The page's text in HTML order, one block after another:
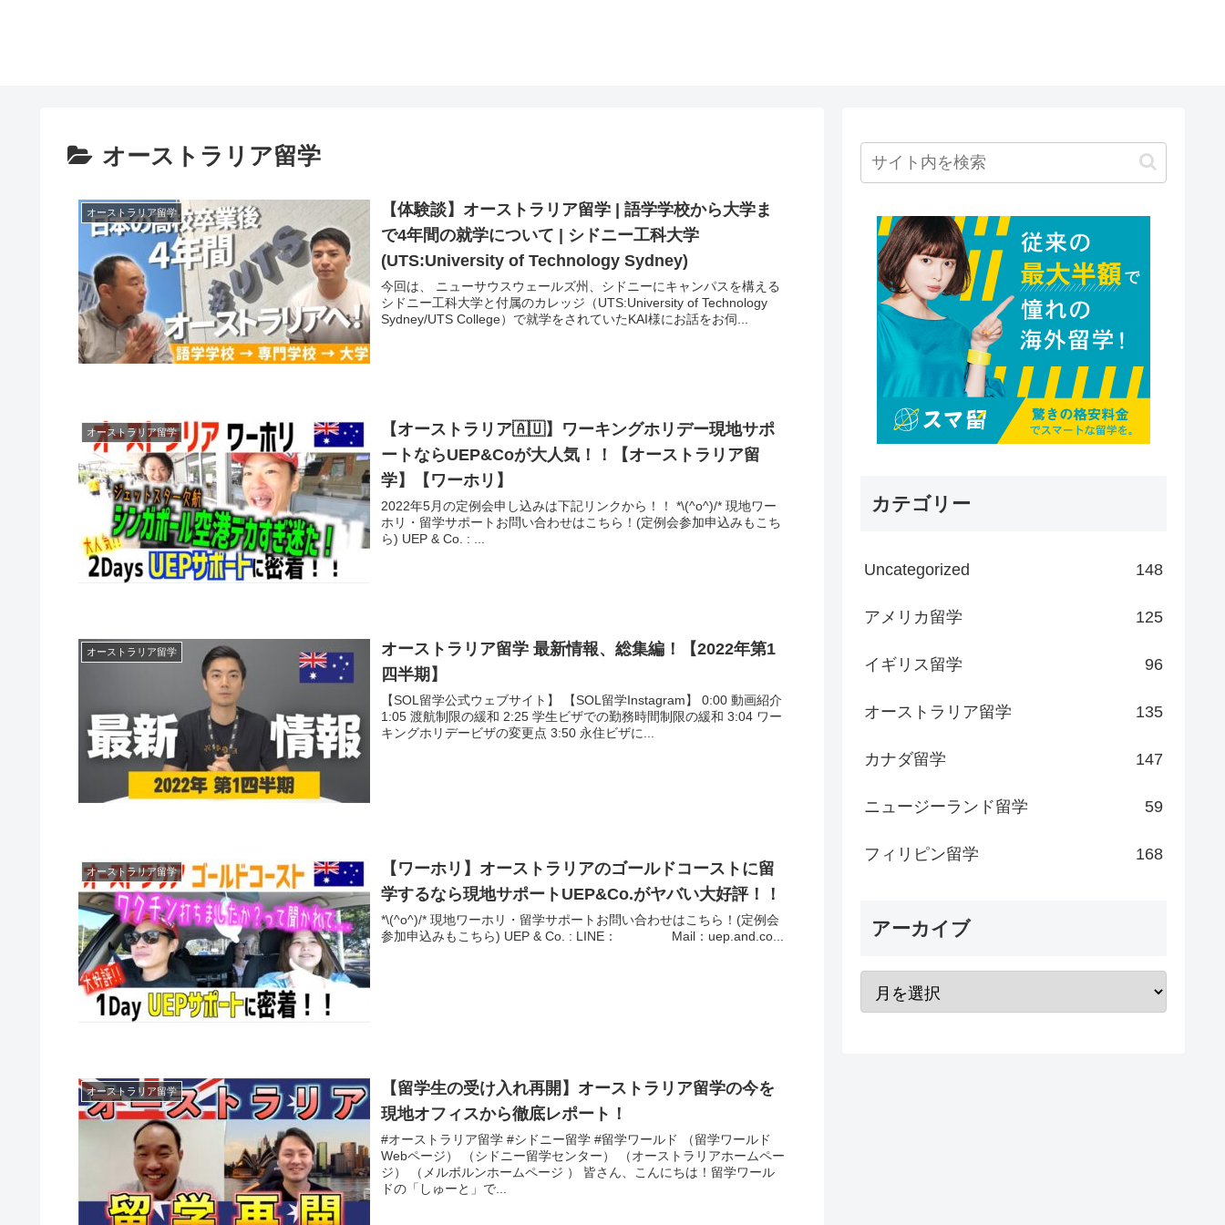
オーストラリア留学
オーストラリア留学
【体験談】オーストラリア留学 | 語学学校から大学ま
で4年間の就学について | シドニー工科大学
(UTS:University of Technology Sydney)
今回は、 ニューサウスウェールズ州、シドニーにキャンパスを構える
シドニー工科大学と付属のカレッジ（UTS:University of Technology
Sydney/UTS College）で就学をされていたKAI様にお話をお伺...
オーストラリア留学
【オーストラリア🇦🇺】ワーキングホリデー現地サポ
ートならUEP&Coが大人気！！【オーストラリア留
学】【ワーホリ】
2022年5月の定例会申し込みは下記リンクから！！ *\(^o^)/* 現地ワー
ホリ・留学サポートお問い合わせはこちら！(定例会参加申込みもこち
オーストラリア留学
オーストラリア留学 最新情報、総集編！【2022年第1
四半期】
【SOL留学公式ウェブサイト】 【SOL留学Instagram】 0:00 動画紹介
1:05 渡航制限の緩和 2:25 学生ビザでの勤務時間制限の緩和 3:04 ワー
キングホリデービザの変更点 3:50 永住ビザに...
オーストラリア留学
【ワーホリ】オーストラリアのゴールドコーストに留
学するなら現地サポートUEP&Co.がヤバい大好評！！
*\(^o^)/* 現地ワーホリ・留学サポートお問い合わせはこちら！(定例会
参加申込みもこちら) UEP & Co. : LINE： Mail：uep.and.co...
オーストラリア留学
【留学生の受け入れ再開】オーストラリア留学の今を
現地オフィスから徹底レポート！
#オーストラリア留学 #シドニー留学 #留学ワールド （留学ワールド
Webページ） （シドニー留学センター） （オーストラリアホームペー
ジ） （メルボルンホームページ ） 皆さん、こんにちは！留学ワール
ドの「しゅーと」で...
カテゴリー
Uncategorized 148
アメリカ留学 125
イギリス留学 96
オーストラリア留学 135
カナダ留学 147
ニュージーランド留学 59
フィリピン留学 168
アーカイブ